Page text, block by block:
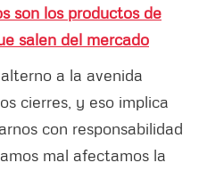
son los productos de
salen del mercado
a la avenida
cierres, y eso implica
con responsabilidad
mal afectamos la